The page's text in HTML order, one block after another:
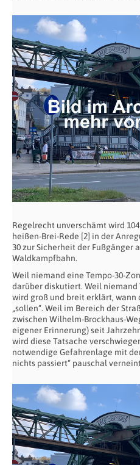
Regelrecht unverschämt wird
heißen-Brei-Rede [2] in der
30 zur Sicherheit der Fußgänger
Waldkampfbahn.
Weil niemand eine Tempo-30-
darüber diskutiert. Weil niemand
wird groß und breit erklärt, wann
„sollen“. Weil im Bereich der
zwischen Wilhelm-Brockhaus-
eigener Erinnerung) seit
wird diese Tatsache
notwendige Gefahrenlage mit
nichts passiert“ pauschal